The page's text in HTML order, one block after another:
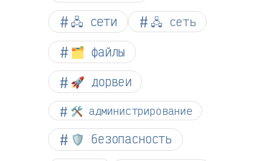
🖧 сети
🖧 сеть
🗂️ файлы
🚀 дорвеи
🛠️ администрирование
🛡️ безопасность